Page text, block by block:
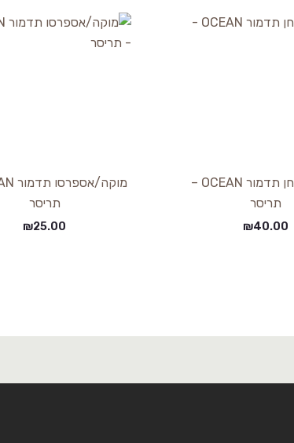
מזלג שולחן תדמור OCEAN –
תריסר
₪40.00
תריסר
₪25.00